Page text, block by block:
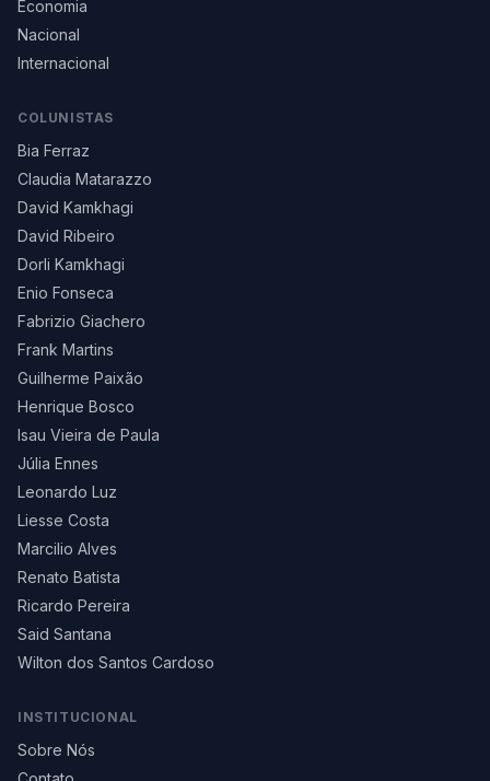
Economia
Nacional
Internacional
COLUNISTAS
Bia Ferraz
Claudia Matarazzo
David Kamkhagi
David Ribeiro
Dorli Kamkhagi
Enio Fonseca
Fabrizio Giachero
Frank Martins
Guilherme Paixão
Henrique Bosco
Isau Vieira de Paula
Júlia Ennes
Leonardo Luz
Liesse Costa
Marcilio Alves
Renato Batista
Ricardo Pereira
Said Santana
Wilton dos Santos Cardoso
INSTITUCIONAL
Sobre Nós